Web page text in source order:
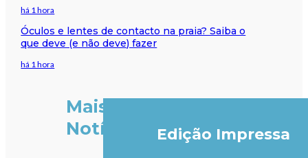
há 1 hora
Óculos e lentes de contacto na praia? Saiba o
que deve (e não deve) fazer
há 1 hora
Mais
Notícias
Edição Impressa